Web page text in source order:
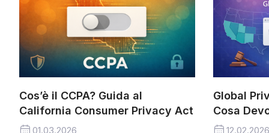
Cos’è il CCPA? Guida al
California Consumer Privacy Act
01.03.2026
Global
Cosa
12.02.2026